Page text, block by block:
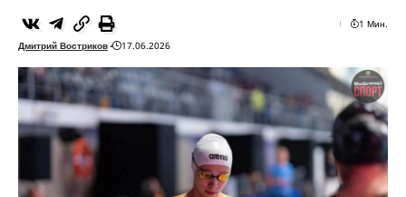
Дмитрий Востриков 17.06.2026
1 Мин.